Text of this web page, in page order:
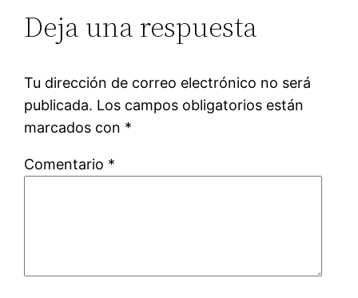
Deja una respuesta
Tu dirección de correo electrónico no será
publicada. Los campos obligatorios están
marcados con *
Comentario *